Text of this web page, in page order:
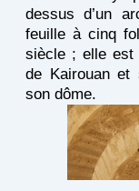
dessus d’un
feuille à cinq
siècle ; elle est
de Kairouan et
son dôme.